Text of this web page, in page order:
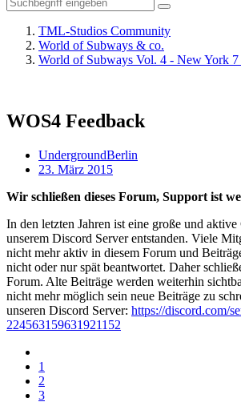
TML-Studios Community
World of Subways & co.
World of Subways Vol. 4 - New York
WOS4 Feedback
UndergroundBerlin
23. März 2015
Wir schließen dieses Forum, Support ist
In den letzten Jahren ist eine große und
unserem Discord Server entstanden. Viele
nicht mehr aktiv in diesem Forum und
nicht oder nur spät beantwortet. Daher
Forum. Alte Beiträge werden weiterhin
nicht mehr möglich sein neue Beiträge zu
unseren Discord Server: https://discord.com/
224563159631921152
1
2
3